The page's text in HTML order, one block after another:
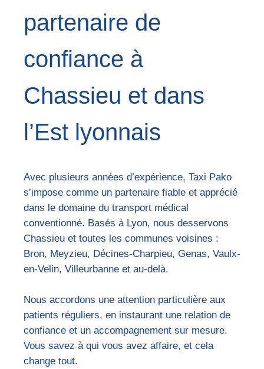
partenaire de
confiance à
Chassieu et dans
l’Est lyonnais
Avec plusieurs années d’expérience, Taxi Pako
s’impose comme un partenaire fiable et apprécié
dans le domaine du transport médical
conventionné. Basés à Lyon, nous desservons
Chassieu et toutes les communes voisines :
Bron, Meyzieu, Décines-Charpieu, Genas, Vaulx-
en-Velin, Villeurbanne et au-delà.
Nous accordons une attention particulière aux
patients réguliers, en instaurant une relation de
confiance et un accompagnement sur mesure.
Vous savez à qui vous avez affaire, et cela
change tout.